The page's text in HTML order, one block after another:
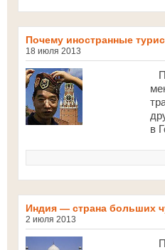
Почему иностранные
18 июля 2013
в
Индия — страна больших
2 июля 2013